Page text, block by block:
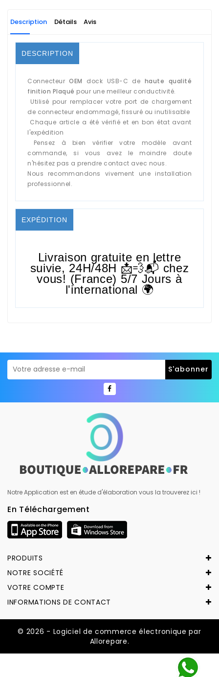
Description Détails Avis
DESCRIPTION
ConnecteurOEM dock USB-C de haute qualité
finition Plaqué pour une meilleur conductivité.
Utilisé pour remplacer votre port de chargement
de connecteur endommagé, fissuré ou inutilisable
Chaque article a été vérifié et en bon état avant
l'expédition
Pensez à bien vérifier votre modèle avant
commande, si vous avez le moindre doute
n'hésitez pas a prendre contact avec nous.
Nous recommandons vivement une installation
professionnel.
EXPÉDITION
Livraison gratuite en lettre
suivie, 24H/48H 📩💨📬 chez
vous! (France) 5/7 Jours à
l'international 🌍
Notre Application est en étude d'élaboration vous la trouverez ici !
En Téléchargement
PRODUITS
NOTRE SOCIÉTÉ
VOTRE COMPTE
INFORMATIONS DE CONTACT
© 2026 - Logiciel de commerce électronique par
Allorepare.